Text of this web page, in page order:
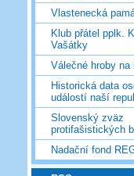
Vlastenecká
Klub přátel pplk.
Vašátky
Válečné hroby na
Historická data
událostí naší
Slovenský zväz
protifašistických
Nadační fond